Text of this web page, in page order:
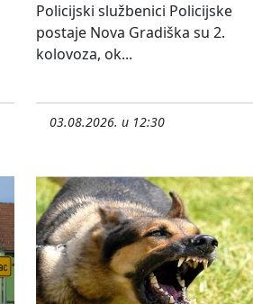
Policijski službenici Policijske
postaje Nova Gradiška su 2.
kolovoza, ok...
03.08.2026. u 12:30